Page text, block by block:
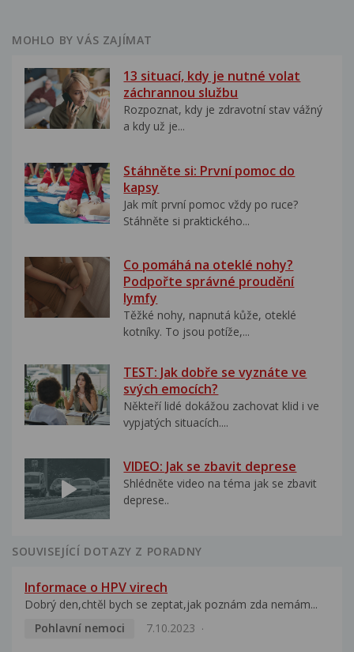
MOHLO BY VÁS ZAJÍMAT
13 situací, kdy je nutné volat
záchrannou službu
Rozpoznat, kdy je zdravotní stav vážný
a kdy už je...
Stáhněte si: První pomoc do
kapsy
Jak mít první pomoc vždy po ruce?
Stáhněte si praktického...
Co pomáhá na oteklé nohy?
Podpořte správné proudění
lymfy
Těžké nohy, napnutá kůže, oteklé
kotníky. To jsou potíže,...
TEST: Jak dobře se vyznáte ve
svých emocích?
Někteří lidé dokážou zachovat klid i ve
vypjatých situacích....
VIDEO: Jak se zbavit deprese
Shlédněte video na téma jak se zbavit
deprese..
SOUVISEJÍCÍ DOTAZY Z PORADNY
Informace o HPV virech
Dobrý den,chtěl bych se zeptat,jak poznám zda nemám...
Pohlavní nemoci
7.10.2023